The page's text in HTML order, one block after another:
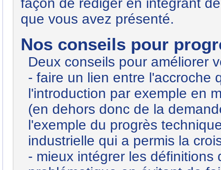
façon de rédiger en intégrant
que vous avez présenté.
Nos conseils pour
Deux conseils pour améliorer
- faire un lien entre l'accroche
l'introduction par exemple en
(en dehors donc de la
l'exemple du progrès
industrielle qui a permis la
- mieux intégrer les